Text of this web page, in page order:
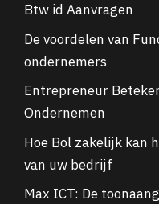
Btw id Aanvragen
De voordelen van
ondernemers
Entrepreneur
Ondernemen
Hoe Bol zakelijk kan
van uw bedrijf
Max ICT: De